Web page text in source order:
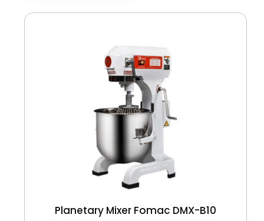
Planetary Mixer Fomac DMX-B10